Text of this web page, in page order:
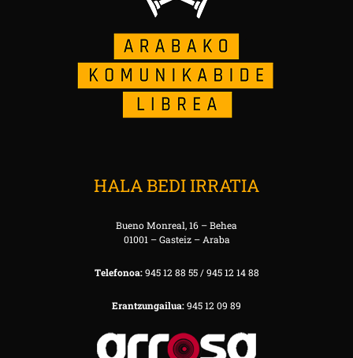
HALA BEDI IRRATIA
Bueno Monreal, 16 – Behea
01001 – Gasteiz – Araba
Telefonoa:945 12 88 55 / 945 12 14 88
Erantzungailua:945 12 09 89